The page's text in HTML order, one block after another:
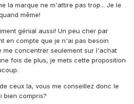
la marque ne m'attire pas trop... Je le
même!
génial aussi! Un peu cher par
en compte que je n'ai pas besoin
me concentrer seulement sur l'achat
fois de plus, je mets cette proposition
ceux la, vous me conseillez donc le
bien compris?